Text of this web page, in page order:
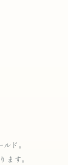
ド。
ます。